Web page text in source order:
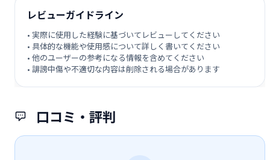
口コミ・評判
レビューガイドライン
• 実際に使用した経験に基づいてレビューしてください
• 具体的な機能や使用感について詳しく書いてください
• 他のユーザーの参考になる情報を含めてください
• 誹謗中傷や不適切な内容は削除される場合があります